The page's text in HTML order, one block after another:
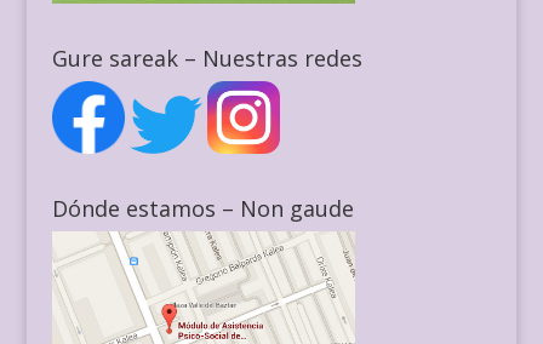
Gure sareak – Nuestras redes
Dónde estamos – Non gaude